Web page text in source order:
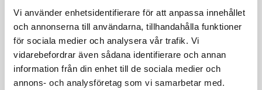
Vi använder enhetsidentifierare för att anpassa innehållet
och annonserna till användarna, tillhandahålla funktioner
för sociala medier och analysera vår trafik. Vi
vidarebefordrar även sådana identifierare och annan
information från din enhet till de sociala medier och
annons- och analysföretag som vi samarbetar med.